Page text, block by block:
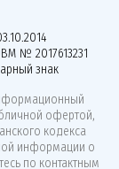
№ 2017613231
знак
офертой,
кодекса
информации о
по контактным